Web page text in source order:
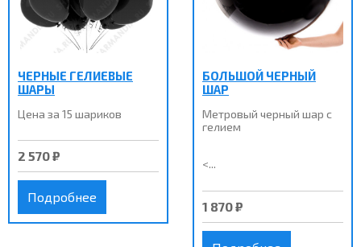
ЧЕРНЫЕ ГЕЛИЕВЫЕ
ШАРЫ
Цена за 15 шариков
2 570 ₽
Подробнее
БОЛЬШОЙ ЧЕРНЫЙ
ШАР
Метровый черный шар с
гелием
<...
1 870 ₽